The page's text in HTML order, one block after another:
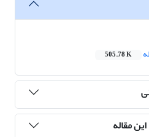
505.78 K
مقاله